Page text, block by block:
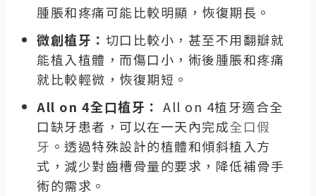
腫脹和疼痛可能比較明顯，恢復期長。
微創植牙： 切口比較小，甚至不用翻瓣就
能植入植體，而傷口小，術後腫脹和疼痛
就比較輕微，恢復期短。
All on 4全口植牙： All on 4植牙適合全
口缺牙患者，可以在一天內完成全口假
牙 。透過特殊設計的植體和傾斜植入方
式，減少對齒槽骨量的要求，降低補骨手
術的需求。